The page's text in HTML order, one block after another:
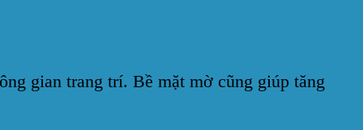
gian trang trí. Bề mặt mờ cũng giúp tăng